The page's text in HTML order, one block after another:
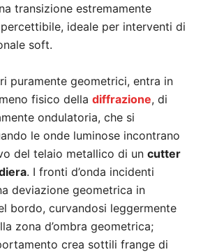
transizione estremamente
ideale per interventi di
soft.
puramente geometrici, entra in
fisico della diffrazione, di
ondulatoria, che si
le onde luminose incontrano
del telaio metallico di un cutter
. I fronti d’onda incidenti
deviazione geometrica in
bordo, curvandosi leggermente
zona d’ombra geometrica;
crea sottili frange di